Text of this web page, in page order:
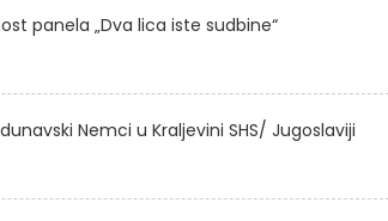
panela „Dva lica iste sudbine“
Nemci u Kraljevini SHS/ Jugoslaviji